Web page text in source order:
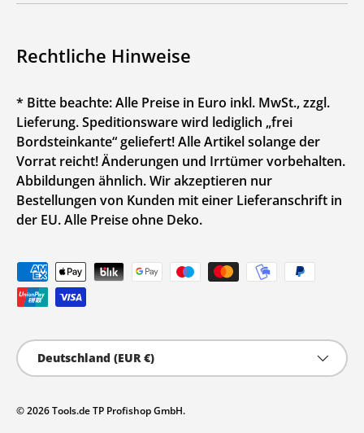
Rechtliche Hinweise
* Bitte beachte: Alle Preise in Euro inkl. MwSt., zzgl.
Lieferung. Speditionsware wird lediglich „frei
Bordsteinkante“ geliefert! Alle Artikel solange der
Vorrat reicht! Änderungen und Irrtümer vorbehalten.
Abbildungen ähnlich. Wir akzeptieren nur
Bestellungen von Kunden mit einer Lieferanschrift in
der EU. Alle Preise ohne Deko.
Zahlungsmethoden
Land/Region
Deutschland (EUR €)
© 2026Tools.de TP Profishop GmbH.